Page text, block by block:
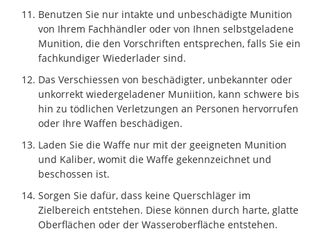
Benutzen Sie nur intakte und unbeschädigte Munition
von Ihrem Fachhändler oder von Ihnen selbstgeladene
Munition, die den Vorschriften entsprechen, falls Sie ein
fachkundiger Wiederlader sind.
Das Verschiessen von beschädigter, unbekannter oder
unkorrekt wiedergeladener Muniition, kann schwere bis
hin zu tödlichen Verletzungen an Personen hervorrufen
oder Ihre Waffen beschädigen.
Laden Sie die Waffe nur mit der geeigneten Munition
und Kaliber, womit die Waffe gekennzeichnet und
beschossen ist.
Sorgen Sie dafür, dass keine Querschläger im
Zielbereich entstehen. Diese können durch harte, glatte
Oberflächen oder der Wasseroberfläche entstehen.